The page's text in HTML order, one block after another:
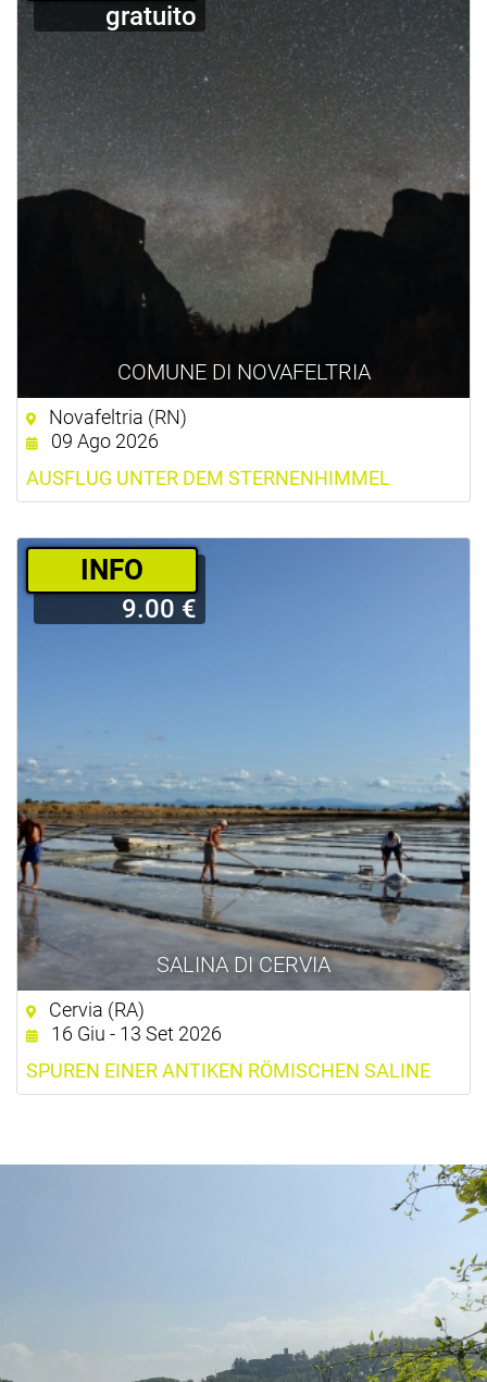
COMUNE DI NOVAFELTRIA
gratuito
Novafeltria (RN)
09 Ago 2026
AUSFLUG UNTER DEM STERNENHIMMEL
SALINA DI CERVIA
­INFO
9.00 €
Cervia (RA)
16 Giu - 13 Set 2026
SPUREN EINER ANTIKEN RÖMISCHEN SALINE